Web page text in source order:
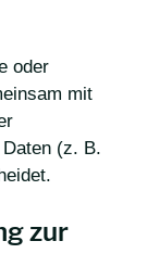
oder
mit
(z. B.
zur